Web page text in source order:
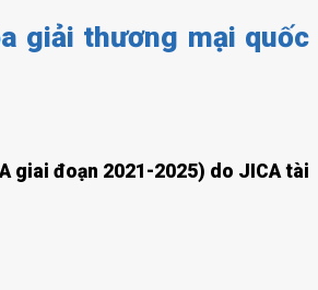
giải thương mại quốc
giai đoạn 2021-2025) do JICA tài